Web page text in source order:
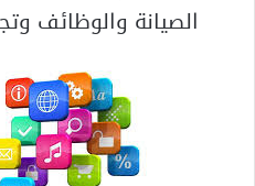
الصيانة والوظائف